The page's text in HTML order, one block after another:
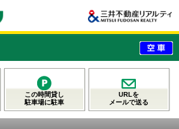
この時間貸し
駐車場に駐車
URLを
メールで送る